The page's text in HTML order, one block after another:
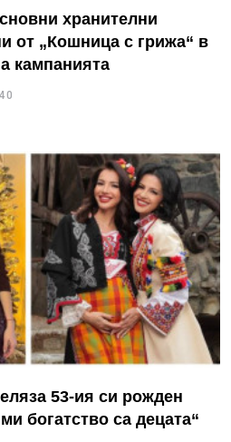
хранителни
от „Кошница с грижа“ в
кампанията
53-ия си рожден
богатство са децата“